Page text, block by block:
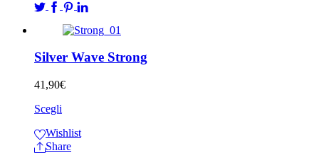
Silver Wave Strong
41,90€
Scegli
Wishlist
Share